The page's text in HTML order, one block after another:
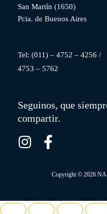
San Martín (1650)
Pcia. de Buenos Aires
Tel: (011) – 4752 – 4256 /
4753 – 5762
Seguinos, que
compartir.
I
a
F
c
b
Copyright © 2026